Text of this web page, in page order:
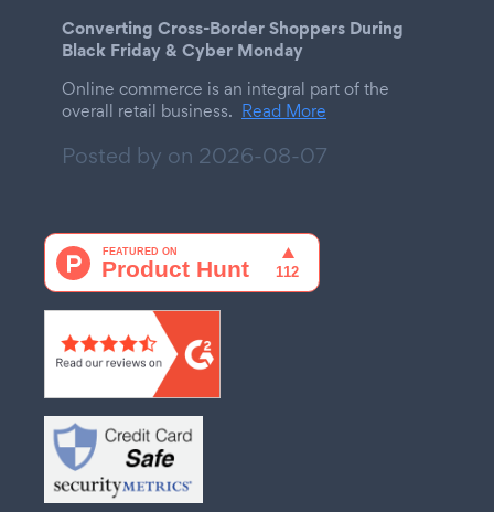
Converting Cross-Border Shoppers During
Black Friday & Cyber Monday
Online commerce is an integral part of the
overall retail business. Read More
Posted by on 2026-08-07